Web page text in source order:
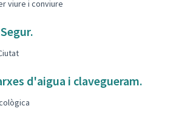
viure i conviure
d'aigua i clavegueram.